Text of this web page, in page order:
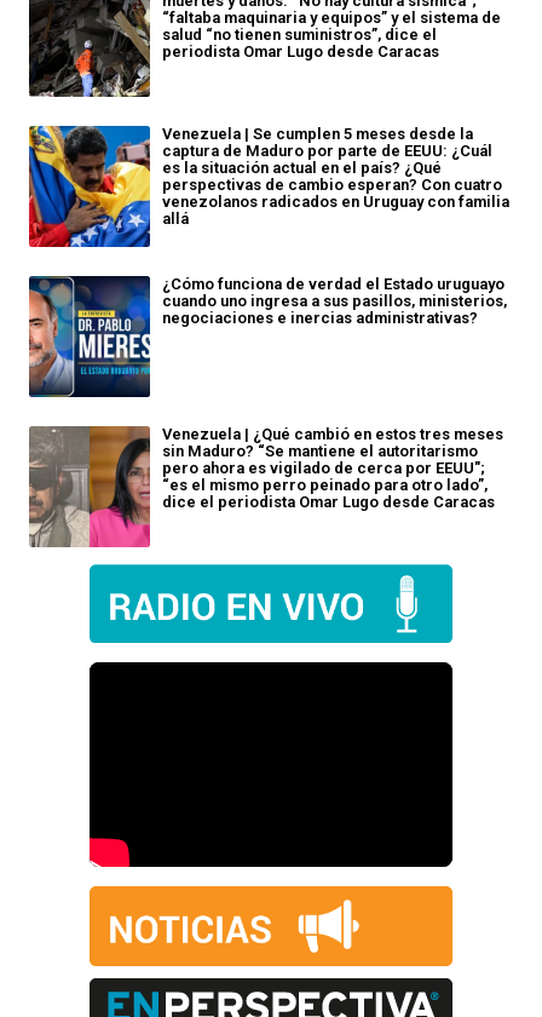
“faltaba maquinaria y equipos” y el sistema de
salud “no tienen suministros”, dice el
periodista Omar Lugo desde Caracas
Venezuela | Se cumplen 5 meses desde la
captura de Maduro por parte de EEUU: ¿Cuál
es la situación actual en el país? ¿Qué
perspectivas de cambio esperan? Con cuatro
venezolanos radicados en Uruguay con familia
allá
¿Cómo funciona de verdad el Estado uruguayo
cuando uno ingresa a sus pasillos, ministerios,
negociaciones e inercias administrativas?
Venezuela | ¿Qué cambió en estos tres meses
sin Maduro? “Se mantiene el autoritarismo
pero ahora es vigilado de cerca por EEUU";
“es el mismo perro peinado para otro lado”,
dice el periodista Omar Lugo desde Caracas